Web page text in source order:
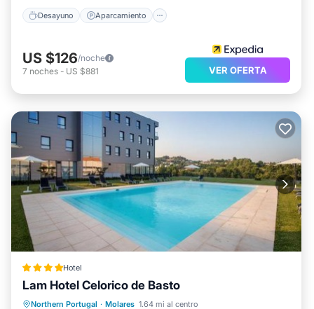
Desayuno Aparcamiento
US $126/noche
7 noches - US $881 VER OFERTA
Hotel
Lam Hotel Celorico de Basto
Northern Portugal · Molares 1.64 mi al centro
Piscina privada
Frente al mar